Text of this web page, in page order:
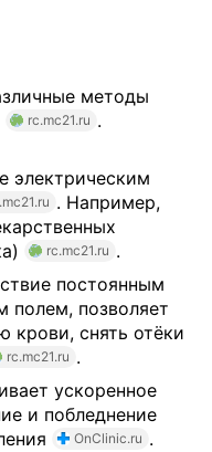
методы
rc.mc21.ru .
электрическим
. Например,
rc.mc21.ru .
постоянным
полем, позволяет
крови, снять отёки
rc.mc21.ru .
ускоренное
и побледнение
OnClinic.ru .